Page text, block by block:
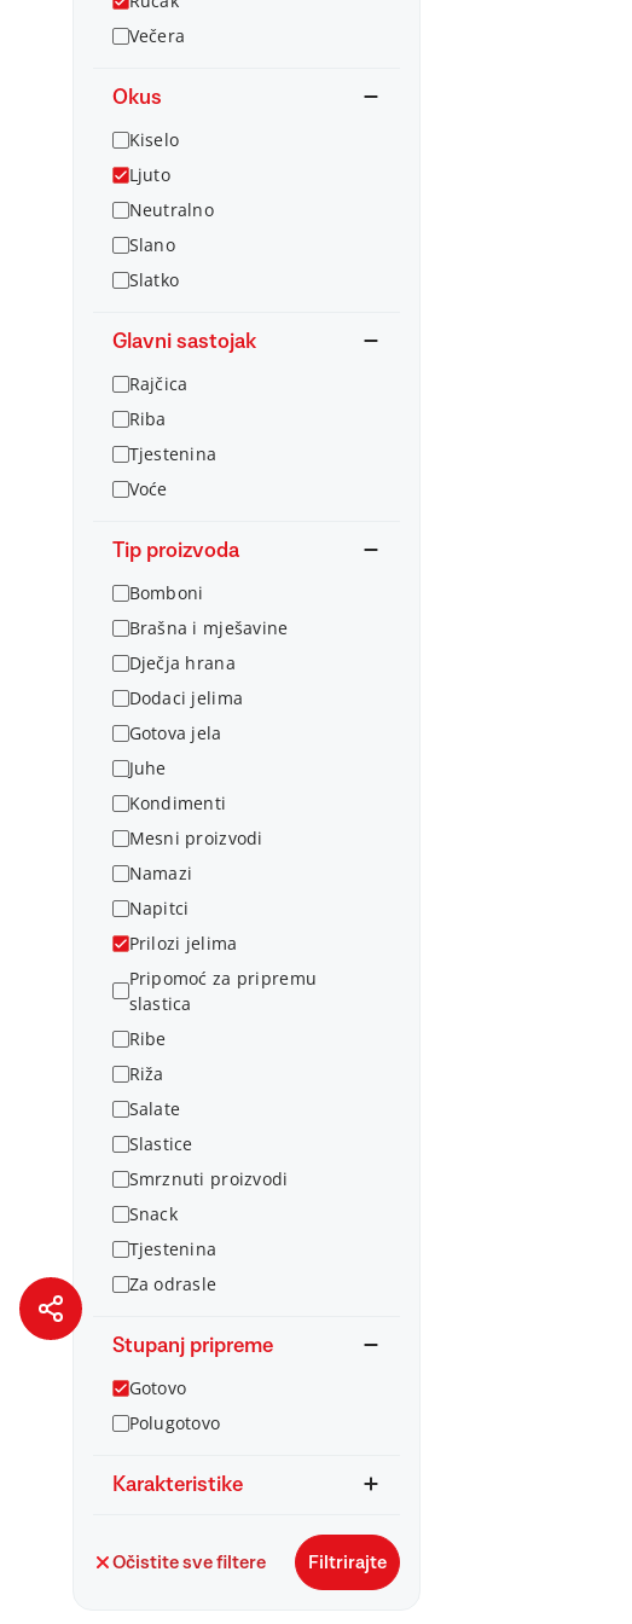
Večera
Okus
Kiselo
Ljuto
Neutralno
Slano
Slatko
Glavni sastojak
Rajčica
Riba
Tjestenina
Voće
Tip proizvoda
Bomboni
Brašna i mješavine
Dječja hrana
Dodaci jelima
Gotova jela
Juhe
Kondimenti
Mesni proizvodi
Namazi
Napitci
Prilozi jelima
Pripomoć za pripremu
slastica
Ribe
Riža
Salate
Slastice
Smrznuti proizvodi
Snack
Tjestenina
Za odrasle
Stupanj pripreme
Gotovo
Polugotovo
Karakteristike
Očistite sve filtere Filtrirajte